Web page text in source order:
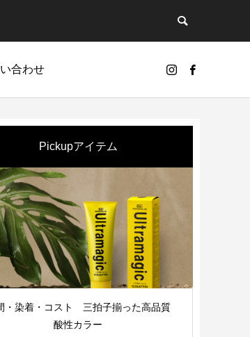
合わせ
Pickupアイテム
・染着・コスト 三拍子揃った高品質
酸性カラー